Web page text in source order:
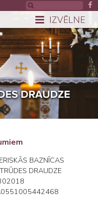
IZVĒLNE
BAZNĪCAS
DRAUDZE